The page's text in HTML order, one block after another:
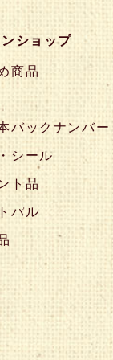
ショップ
商品
バックナンバー
シール
ト品
パル